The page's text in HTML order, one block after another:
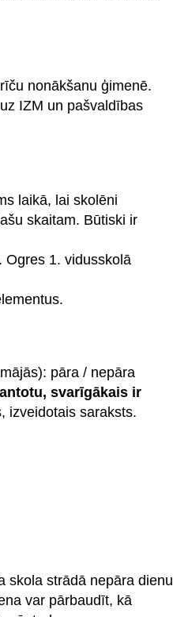
nonākšanu ģimenē.
IZM un pašvaldības
laikā, lai skolēni
skaitam. Būtiski ir
Ogres 1. vidusskolā
pāra / nepāra
svarīgākais ir
izveidotais saraksts.
skola strādā nepāra dienu
var pārbaudīt, kā